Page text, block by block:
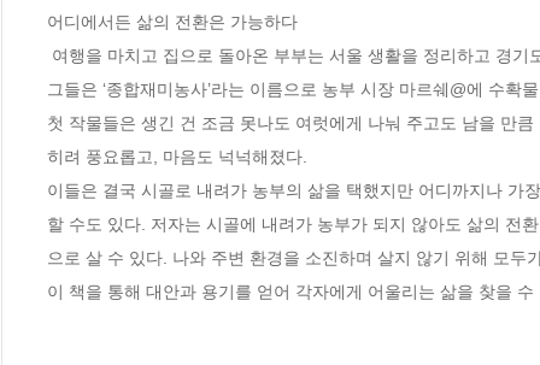
어디에서든 삶의 전환은 가능하다
그들은 ‘종합재미농사’라는 이름으로 농부 시장 마르쉐@에 수
첫 작물들은 생긴 건 조금 못나도 여럿에게 나눠 주고도 남을 만
히려 풍요롭고, 마음도 넉넉해졌다.
이들은 결국 시골로 내려가 농부의 삶을 택했지만 어디까지나 가
할 수도 있다. 저자는 시골에 내려가 농부가 되지 않아도 삶의 전
으로 살 수 있다. 나와 주변 환경을 소진하며 살지 않기 위해 모
이 책을 통해 대안과 용기를 얻어 각자에게 어울리는 삶을 찾을 수